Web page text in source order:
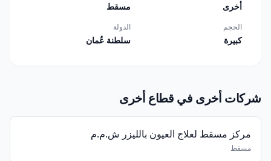
أخرى مسقط
الحجم
كبيرة
الدولة
سلطنة عُمان
شركات أخرى في قطاع أخرى
مركز مسقط لعلاج العيون بالليزر ش.م.م
مسقط